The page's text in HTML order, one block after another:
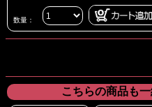
数量：
こちらの商品も